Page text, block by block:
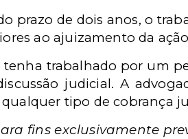
prazo de dois anos, o
ao ajuizamento da
trabalhado por um
judicial. A
tipo de cobrança
fins exclusivamente